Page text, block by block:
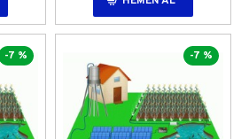
-7 % -7 %